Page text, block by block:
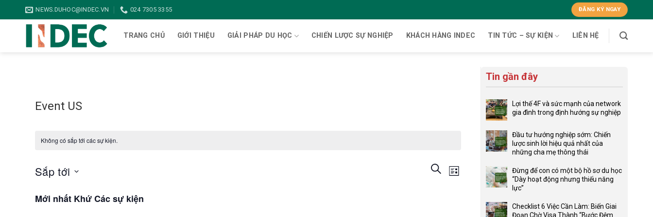
qua
NEWS.DUHOC@INDEC.VN 024 7305 3355 ĐĂNG KÝ NGAY
TRANG CHỦ GIỚI THIỆU GIẢI PHÁP DU HỌC CHIẾN LƯỢC SỰ NGHIỆP KHÁCH HÀNG INDEC TIN TỨC – SỰ KIỆN LIÊN HỆ
Event US
Không có sắp tới các sự kiện.
Các
TÌM
Sự
DANH
Sắp tới
ngày.
Mới nhất Khứ Các sự kiện
Tin gần đây
Lợi thế 4F và sức mạnh của network
gia đình trong định hướng sự nghiệp
bình
luận
ở
thế
4F
và
mạnh
Đầu tư hướng nghiệp sớm: Chiến
lược sinh lời hiệu quả nhất của
những cha mẹ thông thái
có
bình
luận
Đầu
tư
Đừng để con có một bộ hồ sơ du học
“Dày hoạt động nhưng thiếu năng
lực”
có
bình
Checklist 6 Việc Cần Làm: Biến Giai
Đoạn Chờ Visa Thành “Bước Đệm